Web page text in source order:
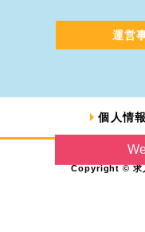
運営
個人情
Copyright © 求